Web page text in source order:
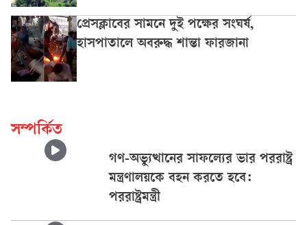
প্রেসক্লাবের সামনে দুই পক্ষের সংঘর্ষ,
হাসপাতালে অবরুদ্ধ শান্তা ফারজানা
সম্পর্কিত
গণ-অভ্যুত্থানের সাফল্যের ভার পররাষ্ট্র
মন্ত্রণালয়কে বহন করতে হবে:
পররাষ্ট্রমন্ত্রী